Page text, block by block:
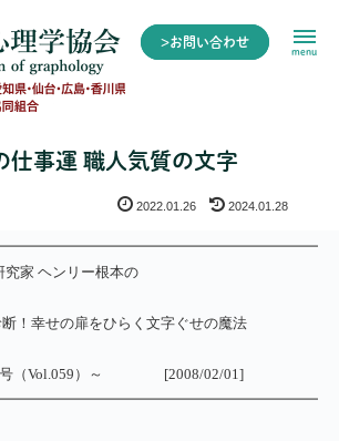
>お問い合わせ
menu
仕事運 職人気質の文字
2022.01.26 2024.01.28
家 ヘンリー根本の
！幸せの扉をひらく文字ぐせの魔法
Vol.059）～ [2008/02/01]